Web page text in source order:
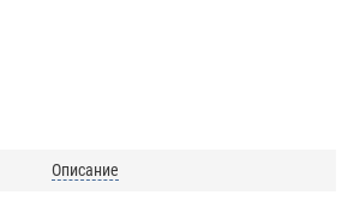
Описание